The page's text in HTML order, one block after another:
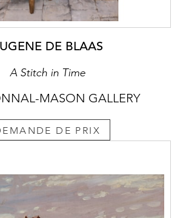
DE BLAAS
A Stitch in Time
MASON GALLERY
DE PRIX